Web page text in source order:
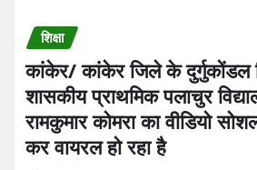
शिक्षा
कांकेर/ कांकेर जिले के
शासकीय प्राथमिक पलाचुर
रामकुमार कोमरा का वीडियो
कर वायरल हो रहा है